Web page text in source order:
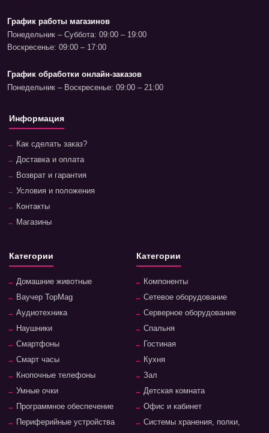
График работы магазинов
Понедельник – Суббота: 09:00 – 19:00
Воскресенье: 09:00 – 17:00
График обработки онлайн-заказов
Понедельник – Воскресенье: 09:00 – 21:00
Информация
Как сделать заказ?
Доставка и оплата
Возврат и гарантия
Условия и положения
Контакты
Магазины
Категории
Домашние животные
Ваучер TopMag
Аудиотехника
Наушники
Смартфоны
Смарт часы
Кнопочные телефоны
Умные очки
Программное обеспечение
Периферийные устройства
Категории
Компоненты
Сетевое оборудование
Серверное оборудование
Спальня
Гостиная
Кухня
Зал
Детская комната
Офис и кабинет
Системы хранения, полки,